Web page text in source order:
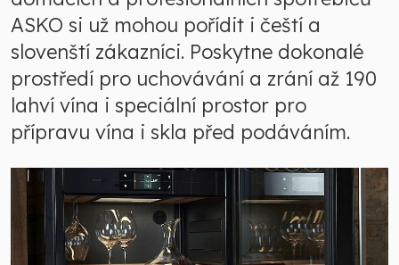
ASKO si už mohou pořídit i čeští a
slovenští zákazníci. Poskytne dokonalé
prostředí pro uchovávání a zrání až 190
lahví vína i speciální prostor pro
přípravu vína i skla před podáváním.